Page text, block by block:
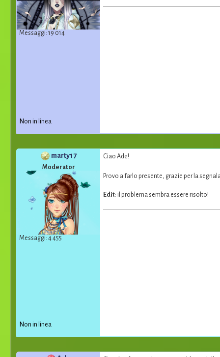
Messaggi: 19 014
Non in linea
marty17
Moderator
Messaggi: 4 455
Ciao Ade!
Provo a farlo presente, grazie per la
Edit: il problema sembra essere risolto!
Non in linea